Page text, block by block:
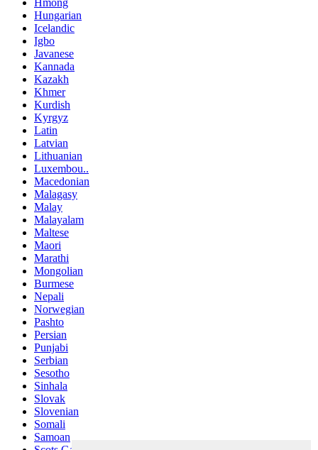
Hungarian
Icelandic
Igbo
Javanese
Kannada
Kazakh
Khmer
Kurdish
Kyrgyz
Latin
Latvian
Lithuanian
Luxembou..
Macedonian
Malagasy
Malay
Malayalam
Maltese
Maori
Marathi
Mongolian
Burmese
Nepali
Norwegian
Pashto
Persian
Punjabi
Serbian
Sesotho
Sinhala
Slovak
Slovenian
Somali
Samoan